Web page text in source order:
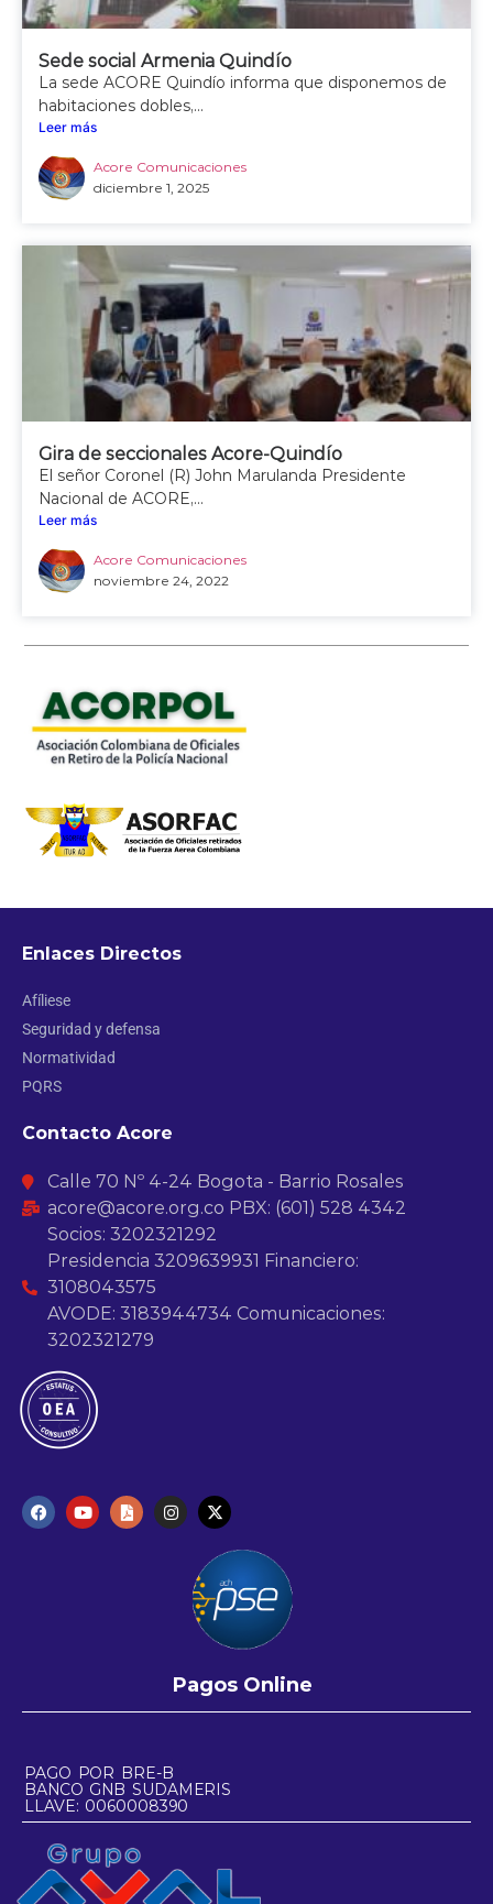
Sede social Armenia Quindío
La sede ACORE Quindío informa que disponemos de
habitaciones dobles,...
Leer más
Acore Comunicaciones
diciembre 1, 2025
Gira de seccionales Acore-Quindío
El señor Coronel (R) John Marulanda Presidente
Nacional de ACORE,...
Leer más
Acore Comunicaciones
noviembre 24, 2022
Enlaces Directos
Afíliese
Seguridad y defensa
Normatividad
PQRS
Contacto Acore
Calle 70 Nº 4-24 Bogota - Barrio Rosales
acore@acore.org.co PBX: (601) 528 4342
Socios: 3202321292
Presidencia 3209639931 Financiero:
3108043575
AVODE: 3183944734 Comunicaciones:
3202321279
Pagos Online
PAGO POR BRE-B
BANCO GNB SUDAMERIS
LLAVE: 0060008390